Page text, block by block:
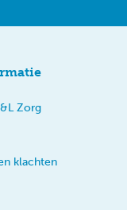
Zorg
klachten